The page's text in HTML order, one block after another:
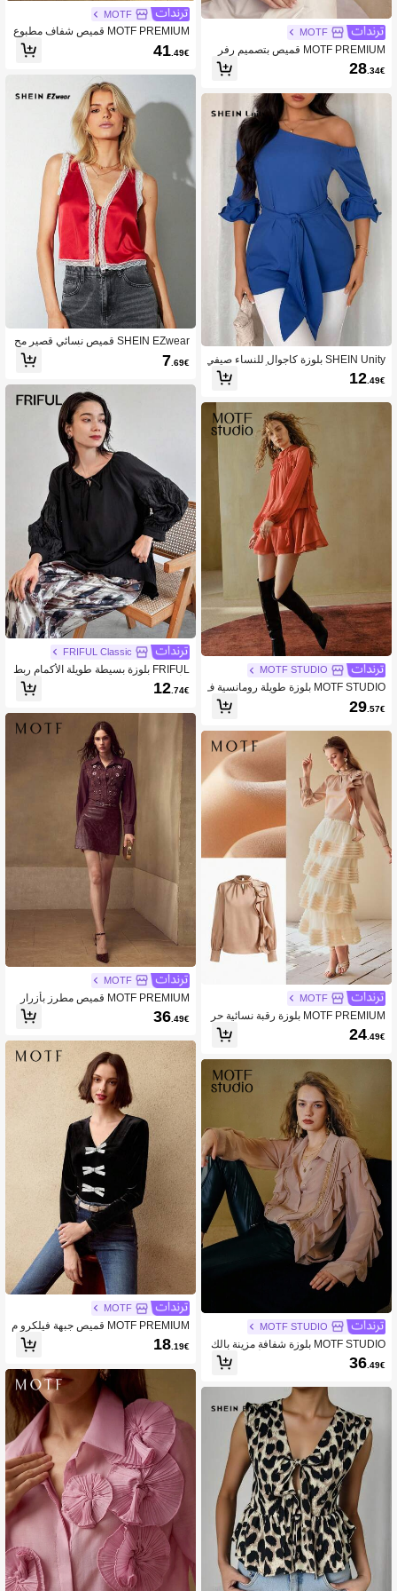
MOTF
MOTF PREMIUM قميص بتصميم رفر
ف خفيف الوزن، عيد الحب
28.34€
SHEIN Unity بلوزة كاجوال للنساء صيفي
ة غير متماثلة الياقة مزودة بأكمام جرس
وشريط خصر مع ربطة، مناسبة للخروجا
12.49€
MOTF STUDIO
MOTF STUDIO بلوزة طويلة رومانسية ف
ضفاضة بياقة مزيفة كبيرة الحجم
29.57€
MOTF
MOTF PREMIUM بلوزة رقبة نسائية حر
ف مفتاح الياقة مع تريم بتفاصيل مجعدة م
ن القماش الأطلسي
24.49€
MOTF STUDIO
MOTF STUDIO بلوزة شفافة مزينة بالك
شكشة والتطريز والتصميم الأنيق
36.49€
MOTF
MOTF PREMIUM قميص شفاف مطبوع
بالزهور
41.49€
SHEIN EZwear قميص نسائي قصير مح
بوك من قماش الساتان الأحمر الجذاب مع
تطريز دانتيل أمامي وربطة عقدة
7 .69€
FRIFUL Classic
FRIFUL بلوزة بسيطة طويلة الأكمام ربط
ة أمامية، لون واحد، للسيدات، للارتداء الي
ومي العادي
12.74€
MOTF
MOTF PREMIUM قميص مطرز بأزرار
36.49€
MOTF
MOTF PREMIUM قميص جبهة فيلكرو م
رصع بالراين
18.19€